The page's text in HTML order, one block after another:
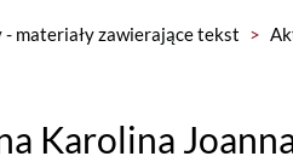
- materiały zawierające tekst >
Karolina